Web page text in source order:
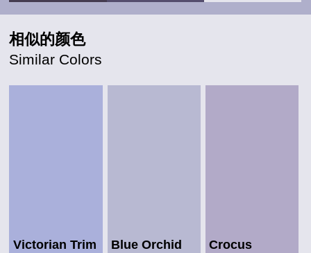
相似的颜色
Similar Colors
Victorian Trim Blue Orchid Crocus